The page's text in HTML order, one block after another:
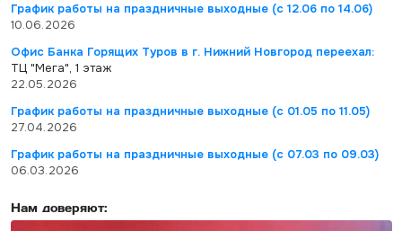
График работы на праздничные выходные (с 12.06 по 14.06)
10.06.2026
Офис Банка Горящих Туров в г. Нижний Новгород переехал:
ТЦ "Мега", 1 этаж
22.05.2026
График работы на праздничные выходные (с 01.05 по 11.05)
27.04.2026
График работы на праздничные выходные (с 07.03 по 09.03)
06.03.2026
Нам доверяют: